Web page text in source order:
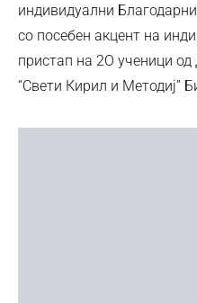
индивидуални
со посебен акцент на
пристап на 2О ученици
“Свети Кирил и Методиј”